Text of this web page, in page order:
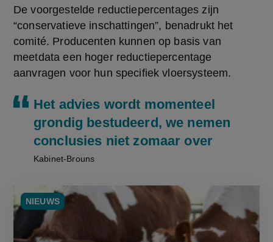
De voorgestelde reductiepercentages zijn
“conservatieve inschattingen”, benadrukt het
comité. Producenten kunnen op basis van
meetdata een hoger reductiepercentage
aanvragen voor hun specifiek vloersysteem.
Het advies wordt momenteel
grondig bestudeerd, we nemen
conclusies niet zomaar over
Kabinet-Brouns
NIEUWS